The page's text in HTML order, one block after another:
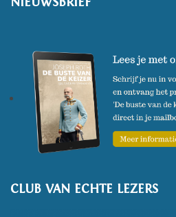
anderen over haar zal horen
spreken. […] Dit is de wereld die
ik met woorden voor mezelf
schets. Wees welkom. En weet
dat deze wereld, zoals de
wereld daarbuiten, veranderlijk
wereld zien. Wreed, dan zijn
CLUB VAN ECHTE LEZERS